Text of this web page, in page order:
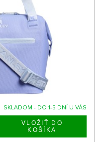
SKLADOM - DO 1-5 DNÍ U VÁS